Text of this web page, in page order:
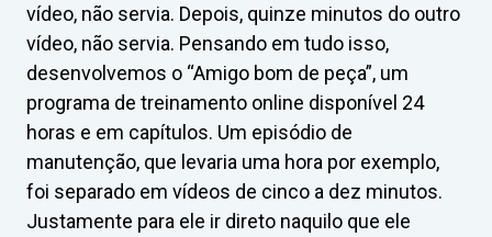
vídeo, não servia. Depois, quinze minutos do outro
vídeo, não servia. Pensando em tudo isso,
desenvolvemos o “Amigo bom de peça”, um
programa de treinamento online disponível 24
horas e em capítulos. Um episódio de
manutenção, que levaria uma hora por exemplo,
foi separado em vídeos de cinco a dez minutos.
Justamente para ele ir direto naquilo que ele